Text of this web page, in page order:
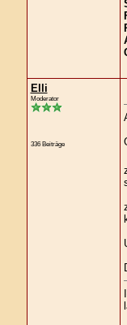
Elli
Moderator
336 Beiträge